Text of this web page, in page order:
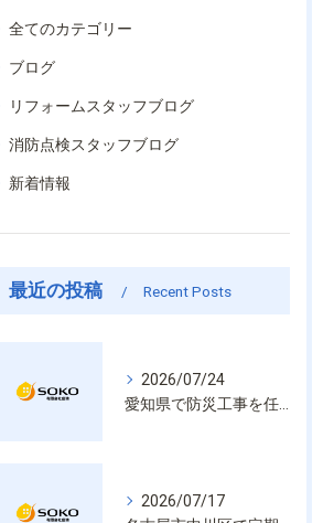
全てのカテゴリー
ブログ
リフォームスタッフブログ
消防点検スタッフブログ
新着情報
最近の投稿 Recent Posts
2026/07/24
2026/07/17